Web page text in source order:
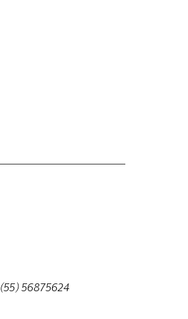
(55) 56875624